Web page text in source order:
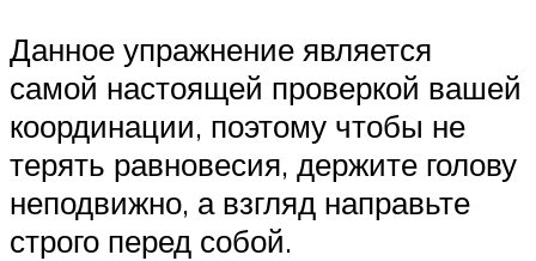
Данное упражнение является
самой настоящей проверкой вашей
координации, поэтому чтобы не
терять равновесия, держите голову
неподвижно, а взгляд направьте
строго перед собой.